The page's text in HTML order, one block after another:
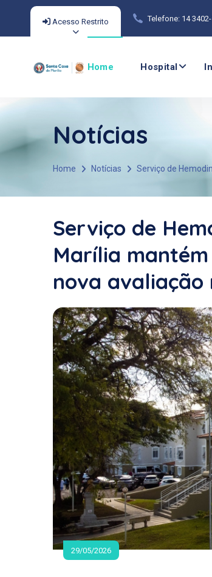
Acesso Restrito Telefone: 14
Home Hospital
Notícias
Home Notícias Serviço de
Serviço de
Marília
nova avaliação
29/05/2026